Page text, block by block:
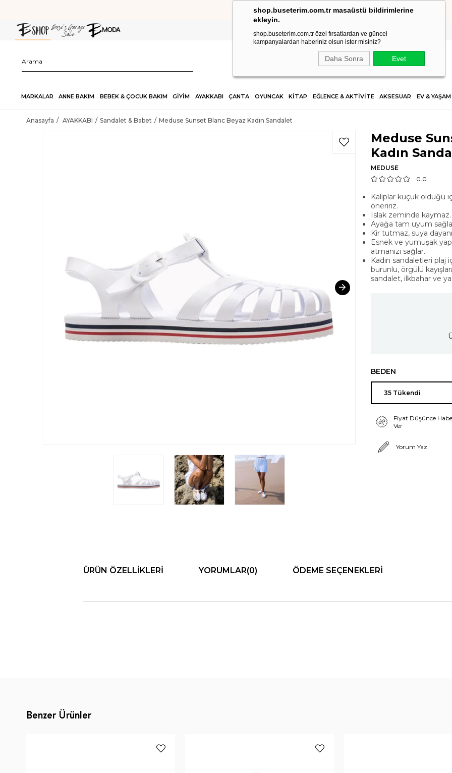
shop.buseterim.com.tr masaüstü bildirimlerine
ekleyin.
shop.buseterim.com.tr özel fırsatlardan ve güncel
kampanyalardan haberiniz olsun ister misiniz?
Daha Sonra Evet
HIZLI KARGO
MARKALAR ANNE BAKIM BEBEK & ÇOCUK BAKIM GİYİM AYAKKABI ÇANTA OYUNCAK KİTAP EĞLENCE & AKTİVİTE AKSESUAR EV & YAŞAM
Anasayfa AYAKKABI Sandalet & Babet Meduse Sunset Blanc Beyaz Kadın Sandalet
Meduse
Kadın
MEDUSE
0.0
Kalıplar küçük olduğu
öneririz.
Islak zeminde kaymaz.
Ayağa tam uyum
Kir tutmaz, suya
Esnek ve yumuşak
atmanızı sağlar.
Kadın sandaletleri
burunlu, örgülü
sandalet, ilkbahar ve
BEDEN
Fiyat Düşünce
Ver
Yorum Yaz
ÜRÜN ÖZELLIKLERI YORUMLAR(0) ÖDEME SEÇENEKLERI
Benzer Ürünler